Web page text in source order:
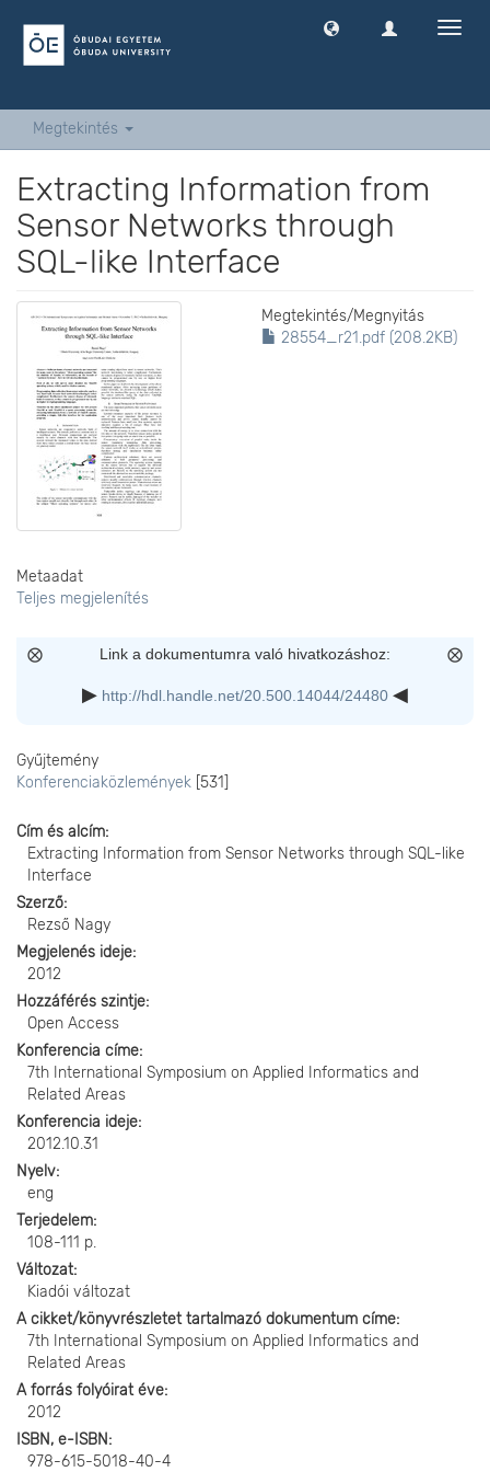
Megtekintés
Extracting Information from
Sensor Networks through
SQL-like Interface
Megtekintés/Megnyitás
28554_r21.pdf (208.2KB)
Metaadat
Teljes megjelenítés
Link a dokumentumra való hivatkozáshoz:
http://hdl.handle.net/20.500.14044/24480
Gyűjtemény
Konferenciaközlemények [531]
Cím és alcím
Extracting Information from Sensor Networks through SQL-like
Interface
Szerző
Rezső Nagy
Megjelenés ideje
2012
Hozzáférés szintje
Open Access
Konferencia címe
7th International Symposium on Applied Informatics and
Related Areas
Konferencia ideje
2012.10.31
Nyelv
eng
Terjedelem
108-111 p.
Változat
Kiadói változat
A cikket/könyvrészletet tartalmazó dokumentum címe
7th International Symposium on Applied Informatics and
Related Areas
A forrás folyóirat éve
2012
ISBN, e-ISBN
978-615-5018-40-4